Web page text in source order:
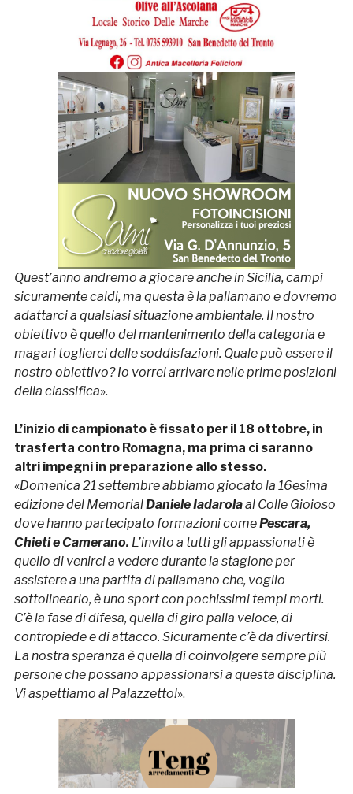
Quest’anno andremo a giocare anche in Sicilia, campi
sicuramente caldi, ma questa è la pallamano e dovremo
adattarci a qualsiasi situazione ambientale. Il nostro
obiettivo è quello del mantenimento della categoria e
magari toglierci delle soddisfazioni. Quale può essere il
nostro obiettivo? Io vorrei arrivare nelle prime posizioni
della classifica».
L’inizio di campionato è fissato per il 18 ottobre, in
trasferta contro Romagna, ma prima ci saranno
altri impegni in preparazione allo stesso.
«Domenica 21 settembre abbiamo giocato la 16esima
edizione del MemorialDaniele Iadarolaal Colle Gioioso
dove hanno partecipato formazioni comePescara,
Chieti e Camerano. L’invito a tutti gli appassionati è
quello di venirci a vedere durante la stagione per
assistere a una partita di pallamano che, voglio
sottolinearlo, è uno sport con pochissimi tempi morti.
C’è la fase di difesa, quella di giro palla veloce, di
contropiede e di attacco. Sicuramente c’è da divertirsi.
La nostra speranza è quella di coinvolgere sempre più
persone che possano appassionarsi a questa disciplina.
Vi aspettiamo al Palazzetto!».